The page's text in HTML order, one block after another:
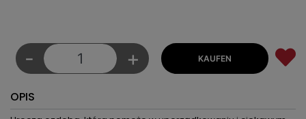
- +
OPIS